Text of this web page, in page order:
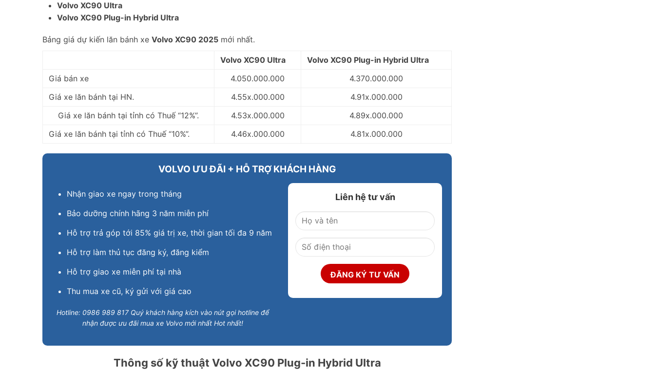
Volvo XC90 Ultra
Volvo XC90 Plug-in Hybrid Ultra
Bảng giá dự kiến lăn bánh xe Volvo XC90 2025 mới nhất.
Volvo XC90 Ultra
Volvo XC90 Plug-in Hybrid Ultra
Giá bán xe
4.050.000.000
4.370.000.000
Giá xe lăn bánh tại HN.
4.55x.000.000
4.91x.000.000
Giá xe lăn bánh tại tỉnh có Thuế “12%”.
4.53x.000.000
4.89x.000.000
Giá xe lăn bánh tại tỉnh có Thuế “10%”.
4.46x.000.000 4.81x.000.000
VOLVO ƯU ĐÃI + HỖ TRỢ KHÁCH HÀNG
Nhận giao xe ngay trong tháng
Bảo dưỡng chính hãng 3 năm miễn phí
Hỗ trợ trả góp tới 85% giá trị xe, thời gian tối đa 9 năm
Hỗ trợ làm thủ tục đăng ký, đăng kiểm
Hỗ trợ giao xe miễn phí tại nhà
Thu mua xe cũ, ký gửi với giá cao
Hotline: 0986 989 817 Quý khách hàng kích vào nút gọi hotline để
nhận được ưu đãi mua xe Volvo mới nhất Hot nhất!
Liên hệ tư vấn
Thông số kỹ thuật Volvo XC90 Plug-in Hybrid Ultra